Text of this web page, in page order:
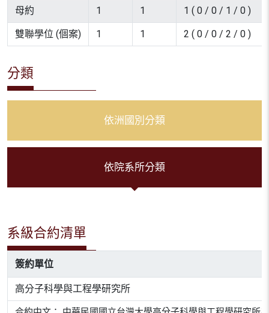
母約 1 1 1 ( 0 / 0 / 1 / 0 )
雙聯學位 (個案) 1 1 2 ( 0 / 0 / 2 / 0 )
分類
依洲國別分類
依院系所分類
系級合約清單
簽約單位
高分子科學與工程學研究所